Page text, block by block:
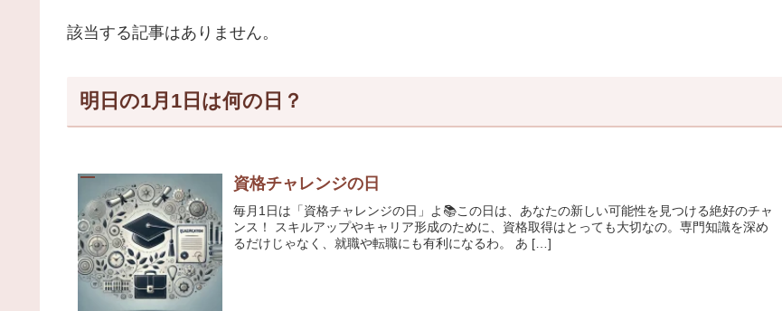
該当する記事はありません。
明日の1月1日は何の日？
資格チャレンジの日
毎月1日は「資格チャレンジの日」よ📚この日は、あなたの新しい可能性を見つける絶好のチャ
ンス！ スキルアップやキャリア形成のために、資格取得はとっても大切なの。専門知識を深め
るだけじゃなく、就職や転職にも有利になるわ。 あ […]